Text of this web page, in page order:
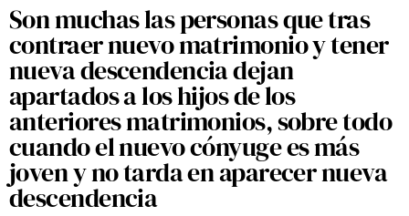
Son muchas las personas que tras
contraer nuevo matrimonio y tener
nueva descendencia dejan
apartados a los hijos de los
anteriores matrimonios, sobre todo
cuando el nuevo cónyuge es más
joven y no tarda en aparecer nueva
descendencia